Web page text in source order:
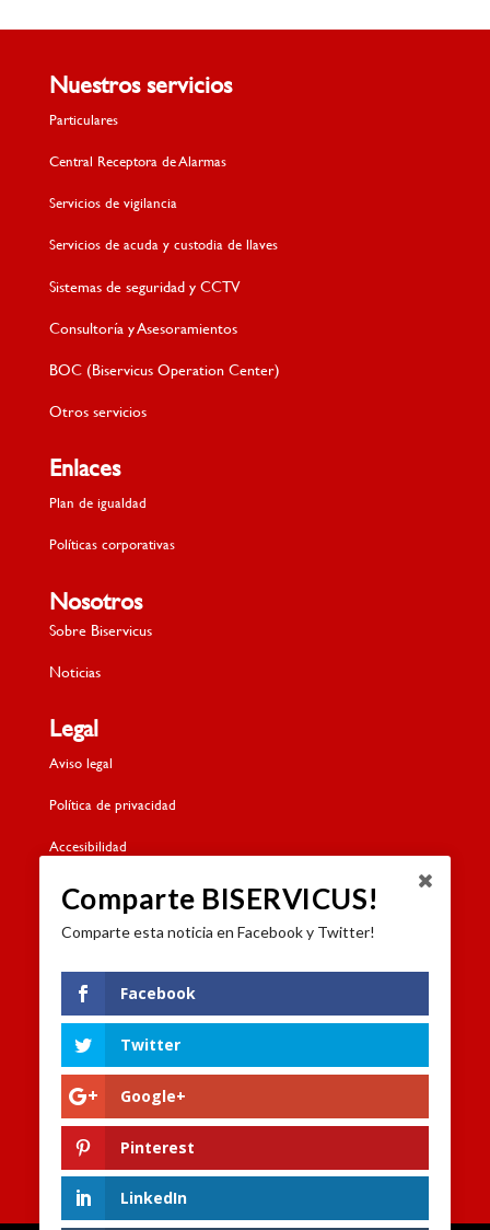
Nuestros servicios
Particulares
Central Receptora de Alarmas
Servicios de vigilancia
Servicios de acuda y custodia de llaves
Sistemas de seguridad y CCTV
Consultoría y Asesoramientos
BOC (Biservicus Operation Center)
Otros servicios
Enlaces
Plan de igualdad
Políticas corporativas
Nosotros
Sobre Biservicus
Noticias
Legal
Aviso legal
Política de privacidad
Accesibilidad
Política de cookies
Contacto
Formulario de contacto
Trabaja con nosotros
Canal de denuncias
Comparte BISERVICUS!
Comparte esta noticia en Facebook y Twitter!
Facebook
Twitter
Google+
Pinterest
LinkedIn